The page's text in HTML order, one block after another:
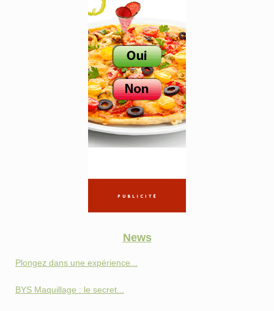
News
Plongez dans une expérience...
BYS Maquillage : le secret...